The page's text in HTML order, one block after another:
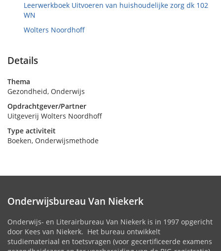
Leerwerkboek Uitvoeren van huishoudelijke zorg dk 102
WN
Wolters Noordhoff
Details
Thema
Gezondheid, Onderwijs
Opdrachtgever/Partner
Uitgeverij Wolters Noordhoff
Type activiteit
Boeken, Onderwijsmethode
Onderwijsbureau Van Niekerk
Onderwijs- en Literairbureau Van Niekerk is in 1997 opgericht
door Kees van Niekerk. Het bureau ontwikkelt
studiemateriaal en toetsvragen (voor gecertificeerde examens